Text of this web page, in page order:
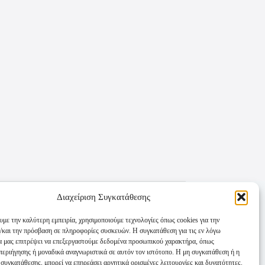
Διαχείριση Συγκατάθεσης
την καλύτερη εμπειρία, χρησιμοποιούμε τεχνολογίες όπως cookies για την
την πρόσβαση σε πληροφορίες συσκευών. Η συγκατάθεση για τις εν λόγω
μας επιτρέψει να επεξεργαστούμε δεδομένα προσωπικού χαρακτήρα, όπως
ή μοναδικά αναγνωριστικά σε αυτόν τον ιστότοπο. Η μη συγκατάθεση ή η
μπορεί να επηρεάσει αρνητικά ορισμένες λειτουργίες και δυνατότητες.